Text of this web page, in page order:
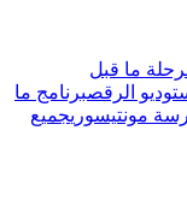
ما قبل
الرقصبرنامج ما
مونتيسوريجميع